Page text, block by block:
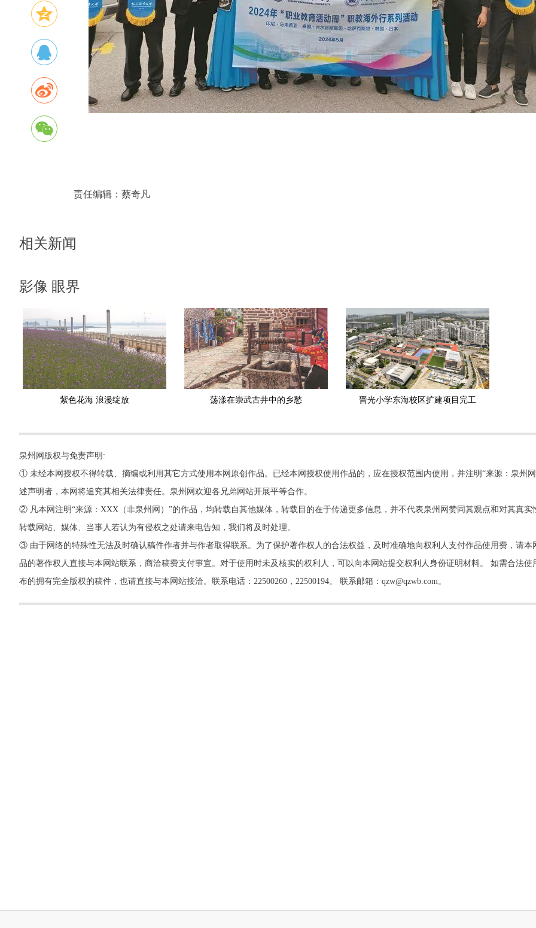
责任编辑： 蔡奇凡
相关新闻
影像 眼界
紫色花海 浪漫绽放 荡漾在崇武古井中的乡愁 晋光小学东海校区扩建项目完工
泉州网版权与免责声明:
① 未经本网授权不得转载、摘编或利用其它方式使用本网原创作品。已经本网授权使用作品的，应在授权范围内使用，并注明“来源：泉州
述声明者，本网将追究其相关法律责任。泉州网欢迎各兄弟网站开展平等合作。
② 凡本网注明“来源：XXX（非泉州网）”的作品，均转载自其他媒体，转载目的在于传递更多信息，并不代表泉州网赞同其观点和对其真实
转载网站、媒体、当事人若认为有侵权之处请来电告知，我们将及时处理。
③ 由于网络的特殊性无法及时确认稿件作者并与作者取得联系。为了保护著作权人的合法权益，及时准确地向权利人支付作品使用费，请本
品的著作权人直接与本网站联系，商洽稿费支付事宜。对于使用时未及核实的权利人，可以向本网站提交权利人身份证明材料。 如需合法使
布的拥有完全版权的稿件，也请直接与本网站接洽。联系电话：22500260，22500194。 联系邮箱：qzw@qzwb.com。